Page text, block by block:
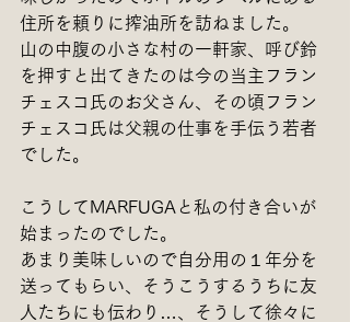
住所を頼りに搾油所を訪ねました。
山の中腹の小さな村の一軒家、呼び鈴
を押すと出てきたのは今の当主フラン
チェスコ氏のお父さん、その頃フラン
チェスコ氏は父親の仕事を手伝う若者
でした。
こうしてMARFUGAと私の付き合いが
始まったのでした。
あまり美味しいので自分用の１年分を
送ってもらい、そうこうするうちに友
人たちにも伝わり…、そうして徐々に